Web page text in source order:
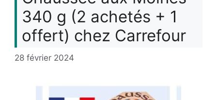
340 g (2 achetés + 1
offert) chez Carrefour
28 février 2024